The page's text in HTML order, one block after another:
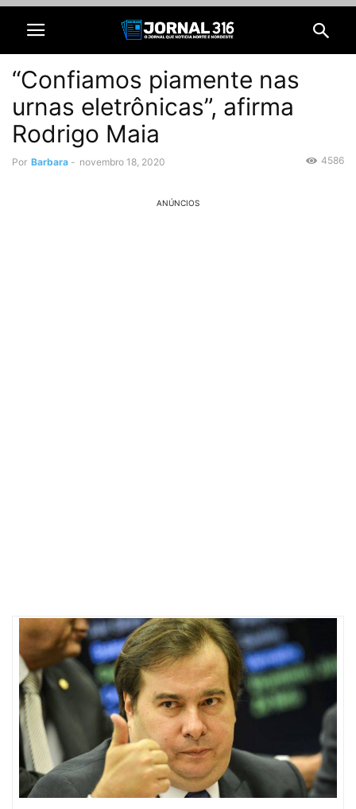
“Confiamos piamente nas
urnas eletrônicas”, afirma
Rodrigo Maia
Por Barbara - novembro 18, 2020 4586
ANÚNCIOS